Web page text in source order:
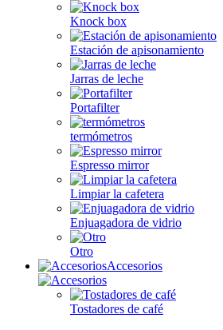
Knock box
Estación de apisonamiento
Jarras de leche
Portafilter
termómetros
Espresso mirror
Limpiar la cafetera
Enjuagadora de vidrio
Otro
Accesorios
Tostadores de café